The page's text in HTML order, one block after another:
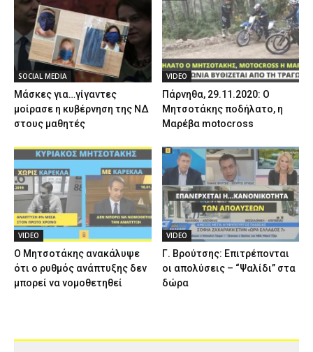
SOCIAL MEDIA
Μάσκες για…γίγαντες
μοίρασε η κυβέρνηση της ΝΔ
στους μαθητές
VIDEO
Πάρνηθα, 29.11.2020: Ο
Μητσοτάκης ποδήλατο, η
Μαρέβα motocross
VIDEO
Ο Μητσοτάκης ανακάλυψε
ότι ο ρυθμός ανάπτυξης δεν
μπορεί να νομοθετηθεί
VIDEO
Γ. Βρούτσης: Επιτρέπονται
οι απολύσεις – “Ψαλίδι” στα
δώρα